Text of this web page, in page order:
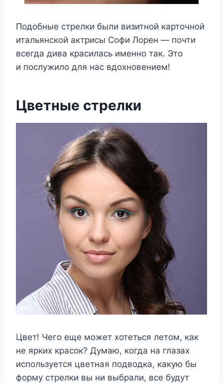
Подобные стрелки были визитной карточной
итальянской актрисы Софи Лорен — почти
всегда дива красилась именно так. Это
и послужило для нас вдохновением!
Цветные стрелки
Цвет! Чего еще может хотеться летом, как
не ярких красок? Думаю, когда на глазах
используется цветная подводка, какую бы
форму стрелки вы ни выбрали, все будут